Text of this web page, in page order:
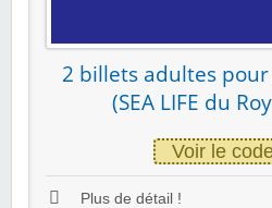
2 billets adultes
(SEA LIFE du
Voir le
Plus de détail !